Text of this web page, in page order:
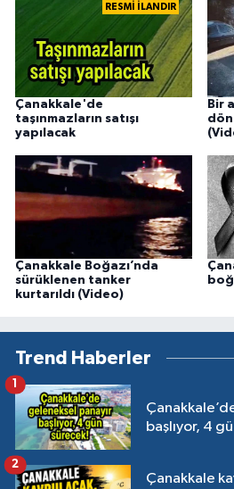
RESMİ İLANDIR
Çanakkale'de
taşınmazların satışı
yapılacak
Bir
Çanakkale Boğazı’nda
sürüklenen tanker
kurtarıldı (Video)
Trend Haberler
başlıyor, 4
Çanakkale
2